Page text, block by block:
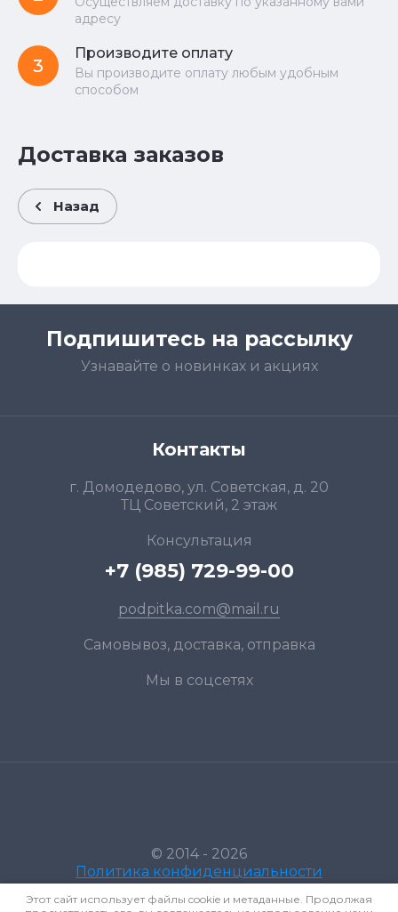
адресу
3
Производите оплату
Вы производите оплату любым удобным
способом
Доставка заказов
Назад
Подпишитесь на рассылку
Узнавайте о новинках и акциях
Контакты
г. Домодедово, ул. Советская, д. 20
ТЦ Советский, 2 этаж
Консультация
+7 (985) 729-99-00
podpitka.com@mail.ru
Самовывоз, доставка, отправка
Мы в соцсетях
© 2014 - 2026
Политика конфиденциальности
Этот сайт использует файлы cookie и метаданные. Продолжая